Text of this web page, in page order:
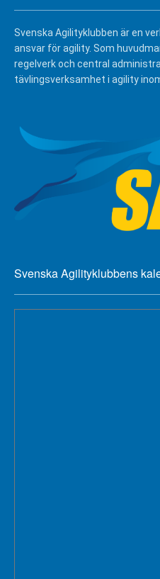
Svenska Agilityklubben är en
ansvar för agility. Som
regelverk och central
tävlingsverksamhet i agility
Svenska Agilityklubbens